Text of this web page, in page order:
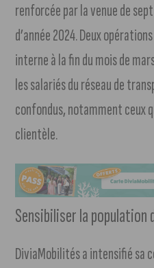
renforcée par la venue de
d’année 2024. Deux
interne à la fin du mois de
les salariés du réseau de
confondus, notamment ceux
clientèle.
Sensibiliser la population
DiviaMobilités a intensifié sa